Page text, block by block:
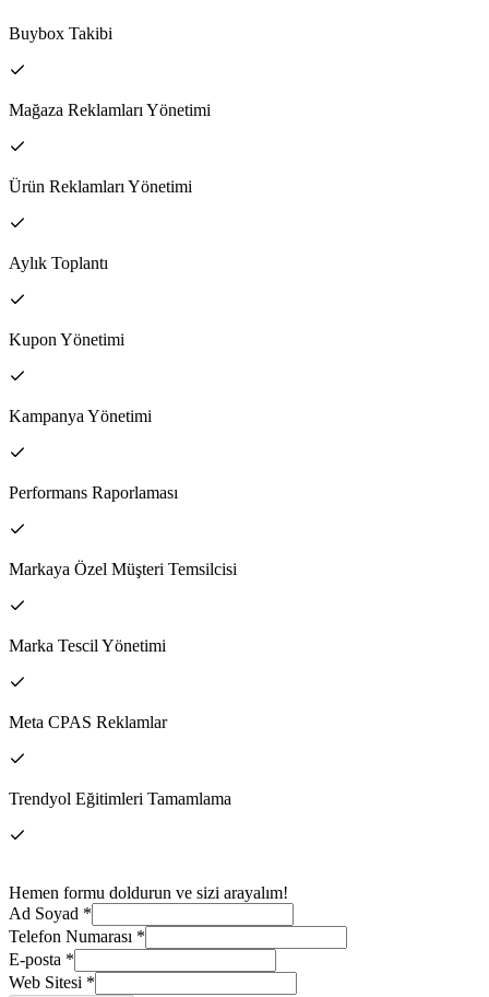
Buybox Takibi
Mağaza Reklamları Yönetimi
Ürün Reklamları Yönetimi
Aylık Toplantı
Kupon Yönetimi
Kampanya Yönetimi
Performans Raporlaması
Markaya Özel Müşteri Temsilcisi
Marka Tescil Yönetimi
Meta CPAS Reklamlar
Trendyol Eğitimleri Tamamlama
Hemen formu doldurun ve sizi arayalım!
Ad Soyad *
Telefon Numarası *
E-posta *
Web Sitesi *